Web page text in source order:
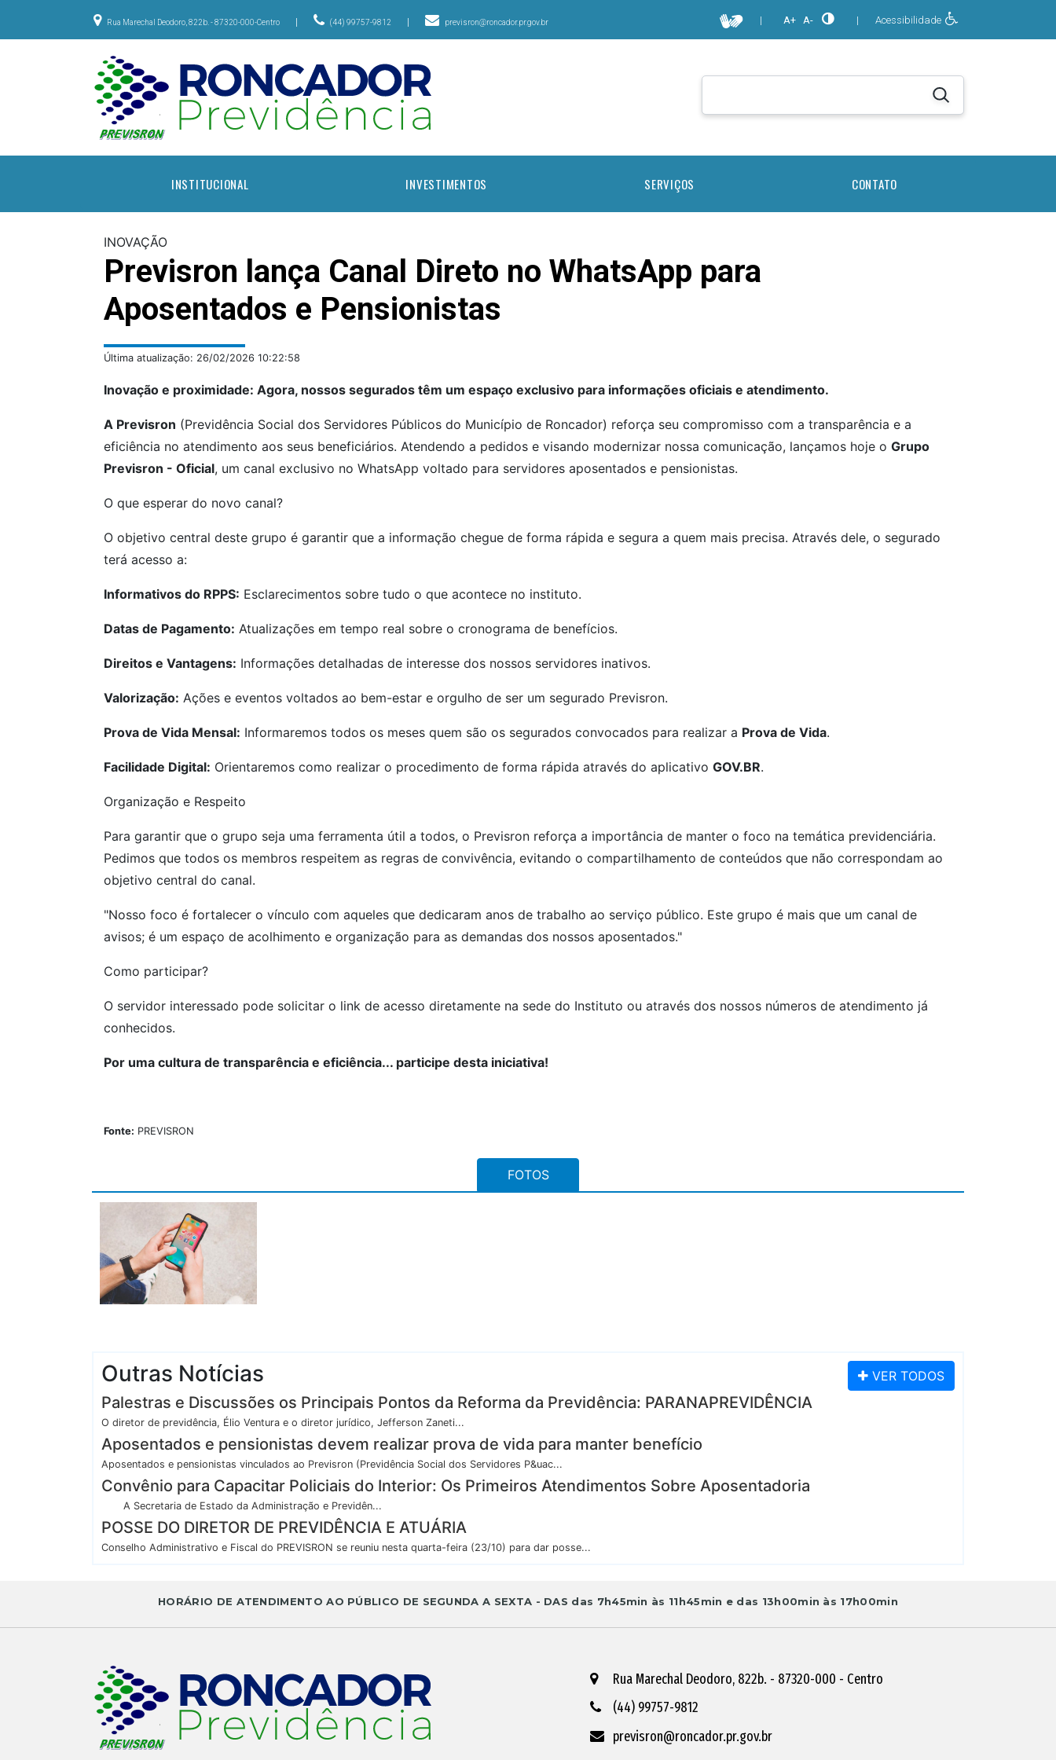
Rua Marechal Deodoro, 822b. - 87320-000-Centro | (44) 99757-9812 | previsron@roncador.pr.gov.br | A+ A- | Acessibilidade
INSTITUCIONAL INVESTIMENTOS SERVIÇOS CONTATO
INOVAÇÃO
Previsron lança Canal Direto no WhatsApp para
Aposentados e Pensionistas
Última atualização: 26/02/2026 10:22:58
Inovação e proximidade: Agora, nossos segurados têm um espaço exclusivo para informações oficiais e atendimento.
A Previsron (Previdência Social dos Servidores Públicos do Município de Roncador) reforça seu compromisso com a transparência e a
eficiência no atendimento aos seus beneficiários. Atendendo a pedidos e visando modernizar nossa comunicação, lançamos hoje o Grupo
Previsron - Oficial, um canal exclusivo no WhatsApp voltado para servidores aposentados e pensionistas.
O que esperar do novo canal?
O objetivo central deste grupo é garantir que a informação chegue de forma rápida e segura a quem mais precisa. Através dele, o segurado
terá acesso a:
Informativos do RPPS: Esclarecimentos sobre tudo o que acontece no instituto.
Datas de Pagamento: Atualizações em tempo real sobre o cronograma de benefícios.
Direitos e Vantagens: Informações detalhadas de interesse dos nossos servidores inativos.
Valorização: Ações e eventos voltados ao bem-estar e orgulho de ser um segurado Previsron.
Prova de Vida Mensal: Informaremos todos os meses quem são os segurados convocados para realizar a Prova de Vida.
Facilidade Digital: Orientaremos como realizar o procedimento de forma rápida através do aplicativo GOV.BR.
Organização e Respeito
Para garantir que o grupo seja uma ferramenta útil a todos, o Previsron reforça a importância de manter o foco na temática previdenciária.
Pedimos que todos os membros respeitem as regras de convivência, evitando o compartilhamento de conteúdos que não correspondam ao
objetivo central do canal.
"Nosso foco é fortalecer o vínculo com aqueles que dedicaram anos de trabalho ao serviço público. Este grupo é mais que um canal de
avisos; é um espaço de acolhimento e organização para as demandas dos nossos aposentados."
Como participar?
O servidor interessado pode solicitar o link de acesso diretamente na sede do Instituto ou através dos nossos números de atendimento já
conhecidos.
Por uma cultura de transparência e eficiência... participe desta iniciativa!
Fonte: PREVISRON
FOTOS
Outras Notícias VER TODOS
Palestras e Discussões os Principais Pontos da Reforma da Previdência: PARANAPREVIDÊNCIA
O diretor de previdência, Élio Ventura e o diretor jurídico, Jefferson Zaneti...
Aposentados e pensionistas devem realizar prova de vida para manter benefício
Aposentados e pensionistas vinculados ao Previsron (Previdência Social dos Servidores P&uac...
Convênio para Capacitar Policiais do Interior: Os Primeiros Atendimentos Sobre Aposentadoria
A Secretaria de Estado da Administração e Previdên...
POSSE DO DIRETOR DE PREVIDÊNCIA E ATUÁRIA
Conselho Administrativo e Fiscal do PREVISRON se reuniu nesta quarta-feira (23/10) para dar posse...
HORÁRIO DE ATENDIMENTO AO PÚBLICO DE SEGUNDA A SEXTA - DAS das 7h45min às 11h45min e das 13h00min às 17h00min
Rua Marechal Deodoro, 822b. - 87320-000 - Centro
(44) 99757-9812
previsron@roncador.pr.gov.br